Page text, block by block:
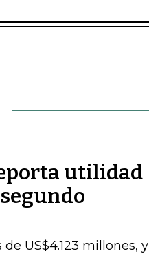
utilidad
US$4.123 millones, y